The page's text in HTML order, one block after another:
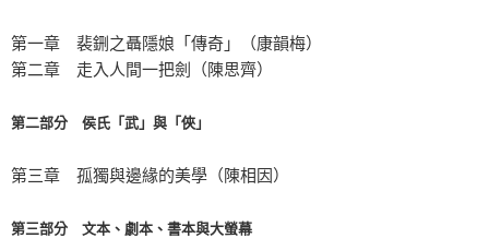
第一章 裴鉶之聶隱娘「傳奇」（康韻梅）
第二章 走入人間一把劍（陳思齊）
第二部分 侯氏「武」與「俠」
第三章 孤獨與邊緣的美學（陳相因）
第三部分 文本、劇本、書本與大螢幕